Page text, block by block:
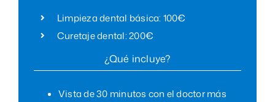
Limpieza dental básica: 100€
Curetaje dental: 200€
¿Qué incluye?
Vista de 30 minutos con el doctor más